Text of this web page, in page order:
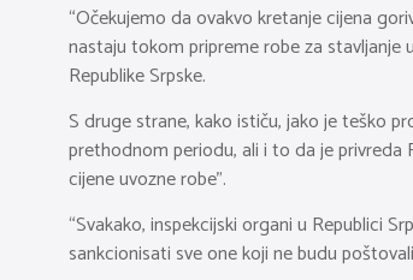
“Očekujemo da ovakvo kretanje cijena
nastaju tokom pripreme robe za stavljanje
Republike Srpske.
S druge strane, kako ističu, jako je teško
prethodnom periodu, ali i to da je privreda
cijene uvozne robe”.
“Svakako, inspekcijski organi u Republici
sankcionisati sve one koji ne budu